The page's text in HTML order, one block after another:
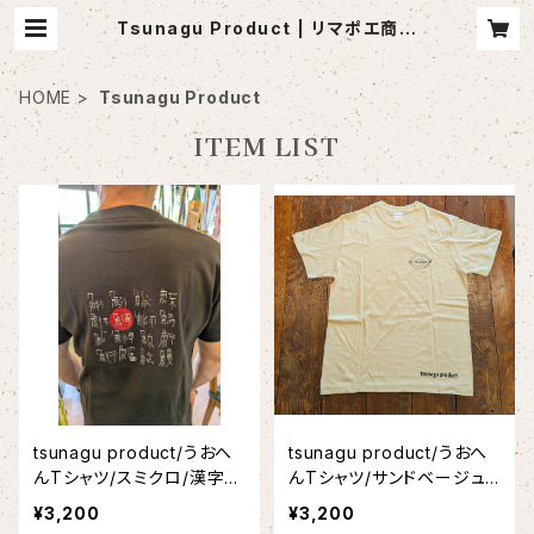
Tsunagu Product | リマポエ商店
（セレクト福祉雑貨と手づくり雑貨）
HOME Tsunagu Product
ITEM LIST
tsunagu product/うおへ
んTシャツ/スミクロ/漢字T
シャツ/日本語Tシャツ/おさ
かなTシャツ
¥3,200
tsunagu product/うおへ
んTシャツ/サンドベージュ/
漢字Tシャツ/日本語Tシャ
ツ/おさかなTシャツ
¥3,200